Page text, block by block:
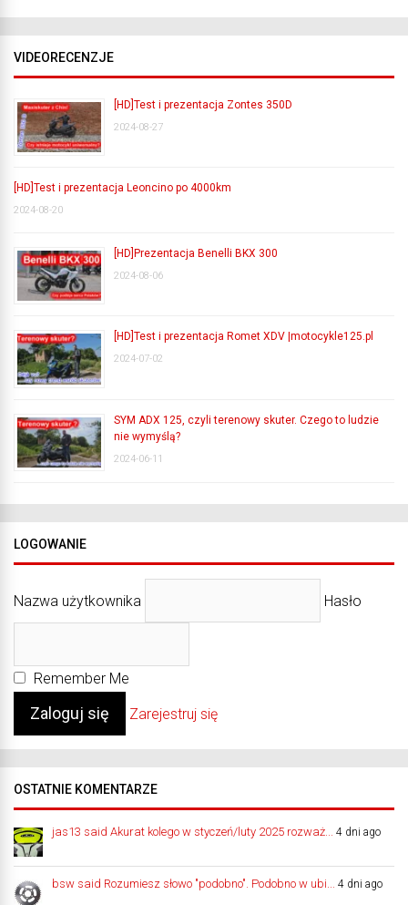
VIDEORECENZJE
[HD]Test i prezentacja Zontes 350D
2024-08-27
[HD]Test i prezentacja Leoncino po 4000km
2024-08-20
[HD]Prezentacja Benelli BKX 300
2024-08-06
[HD]Test i prezentacja Romet XDV |motocykle125.pl
2024-07-02
SYM ADX 125, czyli terenowy skuter. Czego to ludzie
nie wymyślą?
2024-06-11
LOGOWANIE
Nazwa użytkownika Hasło
Remember Me
Zarejestruj się
OSTATNIE KOMENTARZE
jas13 said Akurat kolego w styczeń/luty 2025 rozważ... 4 dni ago
bsw said Rozumiesz słowo "podobno". Podobno w ubi... 4 dni ago